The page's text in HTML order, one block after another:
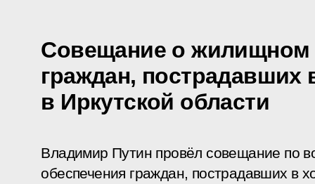
Совещание о жилищном
граждан, пострадавших
в Иркутской области
Владимир Путин провёл совещание по
обеспечения граждан, пострадавших в